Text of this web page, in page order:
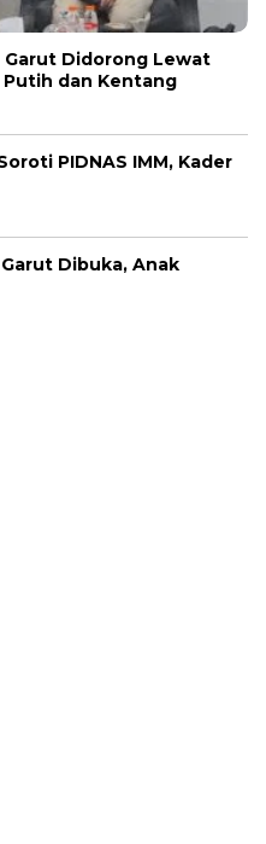
Didorong Lewat
Putih dan Kentang
PIDNAS IMM, Kader
Dibuka, Anak